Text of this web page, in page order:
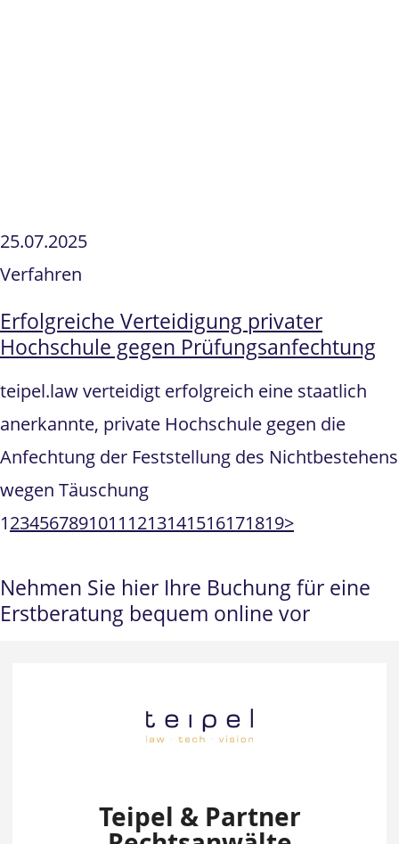
25.07.2025
Verfahren
Erfolgreiche Verteidigung privater
Hochschule gegen Prüfungsanfechtung
teipel.law verteidigt erfolgreich eine staatlich
anerkannte, private Hochschule gegen die
Anfechtung der Feststellung des Nichtbestehens
wegen Täuschung
1234567891011 1213141516171819>
Nehmen Sie hier Ihre Buchung für eine
Erstberatung bequem online vor